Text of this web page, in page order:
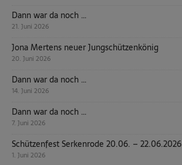
Dann war da noch …
21. Juni 2026
Jona Mertens neuer Jungschützenkönig
20. Juni 2026
Dann war da noch …
14. Juni 2026
Dann war da noch …
7. Juni 2026
Schützenfest Serkenrode 20.06. – 22.06.2026
1. Juni 2026